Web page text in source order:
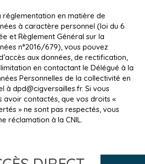
réglementation en matière de
à caractère personnel (loi du 6
et Règlement Général sur la
n°2016/679), vous pouvez
aux données, de rectification,
en contactant le Délégué à la
Personnelles de la collectivité en
àdpd@cigversailles.fr. Si vous
avoir contactés, que vos droits «
» ne sont pas respectés, vous
réclamation à la CNIL.